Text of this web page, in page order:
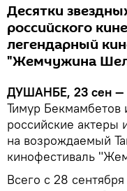
Десятки
российского
легендарный
"Жемчужина
ДУШАНБЕ, 23 сен —
Тимур Бекмамбетов
российские актеры
на возрождаемый
кинофестиваль
Всего с 28